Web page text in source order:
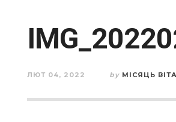
ЛЮТ 04, 2022 by МІСЯЦЬ